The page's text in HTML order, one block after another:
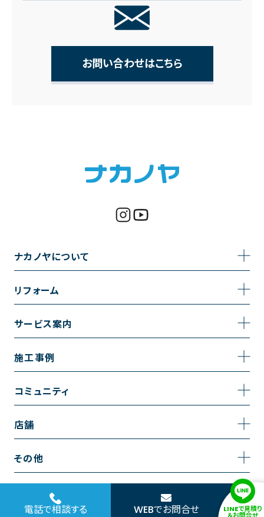
お問い合わせはこちら
ナカノヤについて
事業内容
採用情報
リフォーム
トイレのリフォーム
キッチンのリフォーム
リノベーション
内装のリフォーム
水回りのリフォーム
外壁のリフォーム
サービス案内
サービスの流れ
施工事例
施工事例一覧
お風呂の施工事例
洗面の施工事例
コミュニティ
コミュニティ
お知らせ
店舗
越谷店
浦和店
その他
お問い合わせ
サイトポリシー
電話で相談する WEBでお問合せ LINEで見積り